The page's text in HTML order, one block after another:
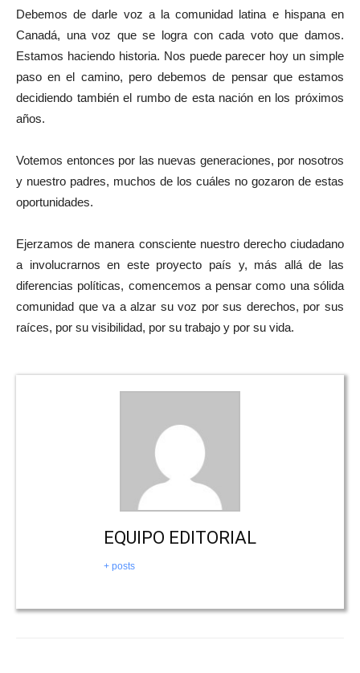
Debemos de darle voz a la comunidad latina e hispana en
Canadá, una voz que se logra con cada voto que damos.
Estamos haciendo historia. Nos puede parecer hoy un simple
paso en el camino, pero debemos de pensar que estamos
decidiendo también el rumbo de esta nación en los próximos
años.
Votemos entonces por las nuevas generaciones, por nosotros
y nuestro padres, muchos de los cuáles no gozaron de estas
oportunidades.
Ejerzamos de manera consciente nuestro derecho ciudadano
a involucrarnos en este proyecto país y, más allá de las
diferencias políticas, comencemos a pensar como una sólida
comunidad que va a alzar su voz por sus derechos, por sus
raíces, por su visibilidad, por su trabajo y por su vida.
EQUIPO EDITORIAL
+ posts